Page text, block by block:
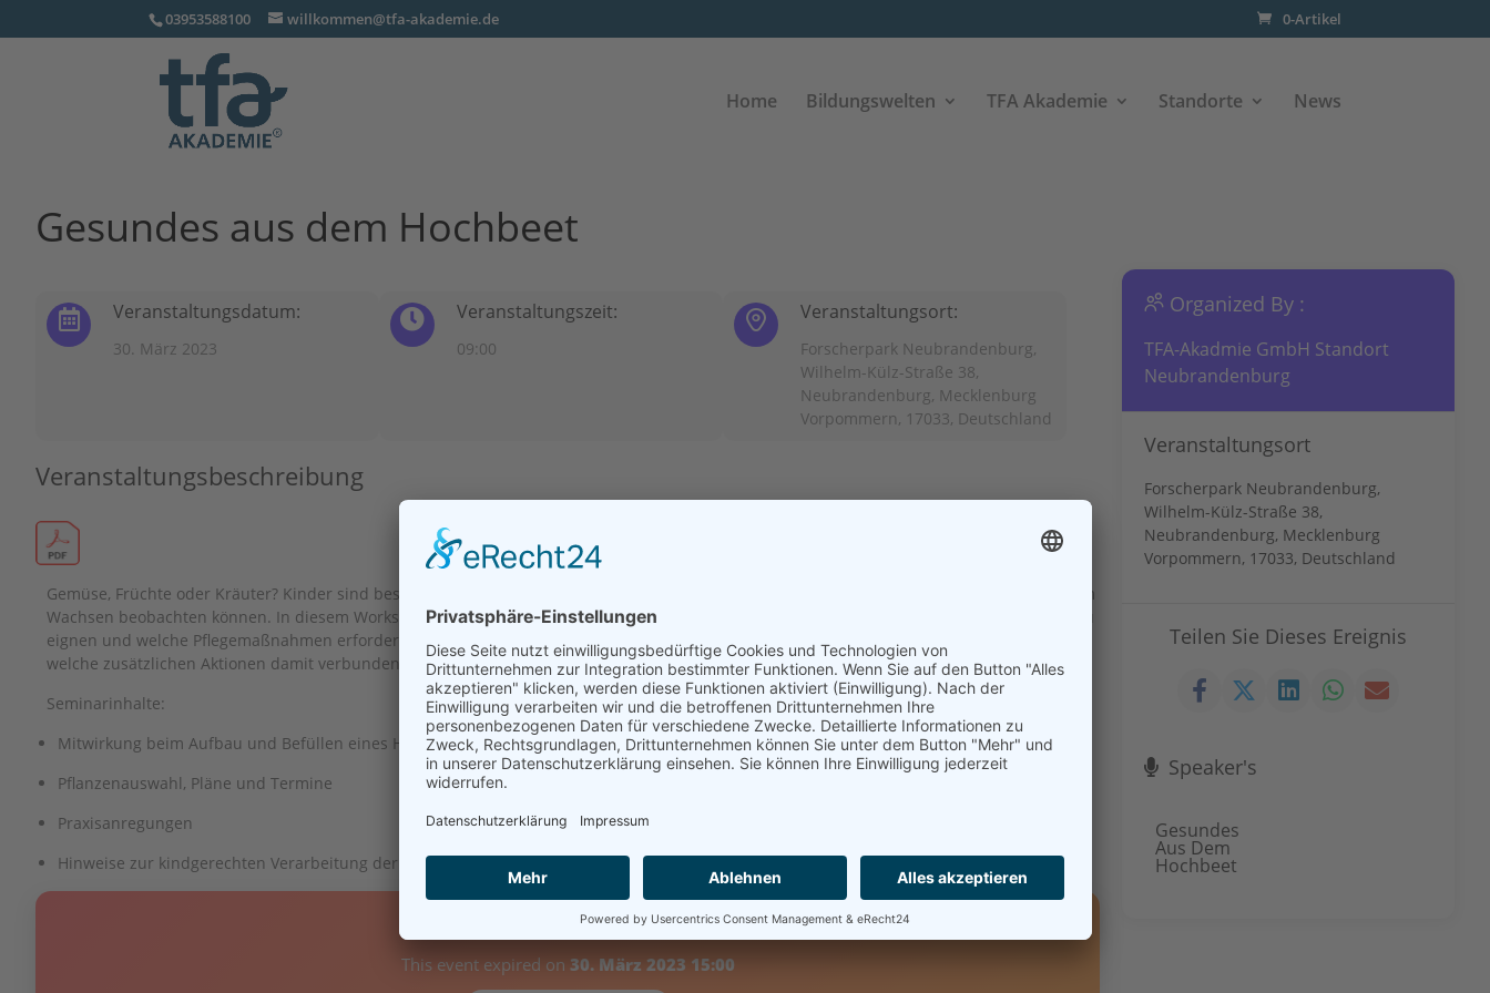
03953588100 willkommen@tfa-akademie.de 0-Artikel
Home Bildungswelten TFA Akademie Standorte News
Gesundes aus dem Hochbeet
Veranstaltungsdatum:
30. März 2023
Veranstaltungszeit:
09:00
Veranstaltungsort:
Forscherpark Neubrandenburg,
Wilhelm-Külz-Straße 38,
Neubrandenburg, Mecklenburg
Vorpommern, 17033, Deutschland
Veranstaltungsbeschreibung
Gemüse, Früchte oder Kräuter? Kinder sind besonders interessiert und aufmerksam, wenn sie Dinge fühlen, sehen, schmecken und in ihrem
Wachsen beobachten können. In diesem Workshop erfahren Sie, wie ein Hochbeet gebaut und befüllt wird, welche Pflanzen sich zum Anbau
eignen und welche Pflegemaßnahmen erforderlich sind. Sie erhalten Anregungen, wie Sie die Kinder in diesen Prozess einbeziehen und
welche zusätzlichen Aktionen damit verbunden werden können.
Seminarinhalte:
Mitwirkung beim Aufbau und Befüllen eines Hochbeets
Pflanzenauswahl, Pläne und Termine
Praxisanregungen
Hinweise zur kindgerechten Verarbeitung der Ernte
❌ Ereignis abgelaufen
This event expired on 30. März 2023 15:00
Organized By :
TFA-Akadmie GmbH Standort
Neubrandenburg
Veranstaltungsort
Forscherpark Neubrandenburg,
Wilhelm-Külz-Straße 38,
Neubrandenburg, Mecklenburg
Vorpommern, 17033, Deutschland
Teilen Sie Dieses Ereignis
Speaker's
Gesundes
Aus Dem
Hochbeet